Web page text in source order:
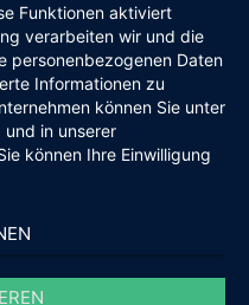
Funktionen aktiviert
verarbeiten wir und die
personenbezogenen Daten
Informationen zu
können Sie unter
in unserer
können Ihre Einwilligung